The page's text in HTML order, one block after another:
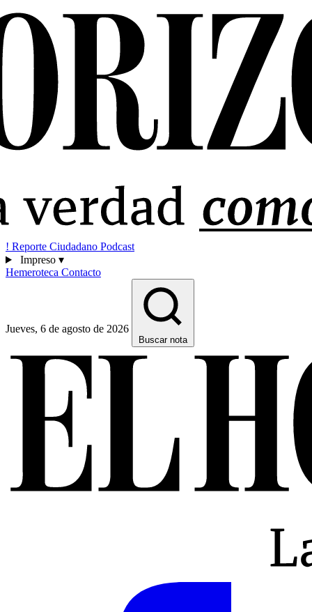
! Reporte Ciudadano Podcast
Impreso ▾
Hemeroteca Contacto
Jueves, 6 de agosto de 2026
Buscar nota